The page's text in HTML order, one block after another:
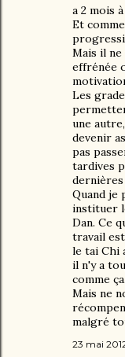
a 2 mois
Et
Mais il ne
effrénée
Les
une
devenir
pas
tardives
dernières
Quand je
instituer
Dan. Ce
travail
le tai Chi
il n'y a
comme ça.
Mais ne
malgré
23 mai